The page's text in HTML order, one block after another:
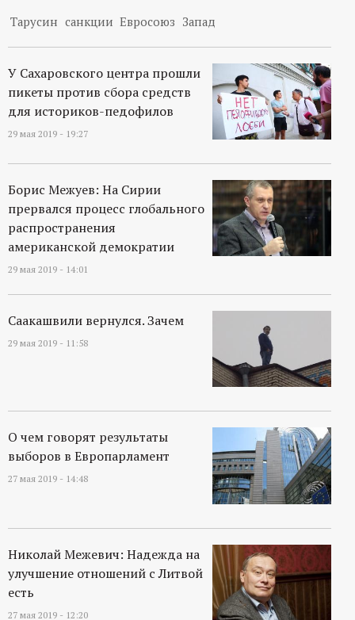
Тарусин санкции Евросоюз Запад
У Сахаровского центра прошли
пикеты против сбора средств
для историков-педофилов
29 мая 2019 - 19:27
Борис Межуев: На Сирии
прервался процесс глобального
распространения
американской демократии
29 мая 2019 - 14:01
Саакашвили вернулся. Зачем
29 мая 2019 - 11:58
О чем говорят результаты
выборов в Европарламент
27 мая 2019 - 14:48
Николай Межевич: Надежда на
улучшение отношений с Литвой
есть
27 мая 2019 - 12:20